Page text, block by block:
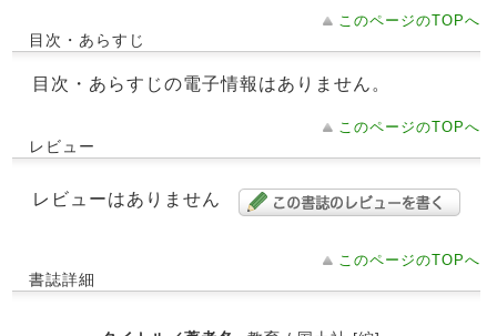
このページのTOPへ
目次・あらすじ
目次・あらすじの電子情報はありません。
このページのTOPへ
レビュー
レビューはありません
このページのTOPへ
書誌詳細